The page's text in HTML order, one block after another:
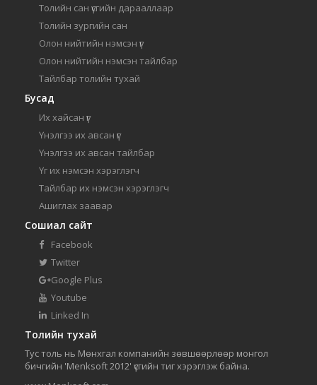
Толийн сан үсгийн дарааллаар
Толийн зургийн сан
Олон нийтийн нэмсэн үг
Олон нийтийн нэмсэн тайлбар
Тайлбар толийн тухай
Бусад
Их хайсан үг
Үнэлгээ их авсан үг
Үнэлгээ их авсан тайлбар
Үг их нэмсэн хэрэглэгч
Тайлбар их нэмсэн хэрэглэгч
Ашиглах заавар
Сошиал сайт
Facebook
Twitter
Google Plus
Youtube
Linked In
Толийн тухай
Тус толь нь Мөнхгал компанийн зөвшөөрлөөр монгол
бичгийн 'Menksoft 2012' үсгийн тиг хэрэглэж байна.